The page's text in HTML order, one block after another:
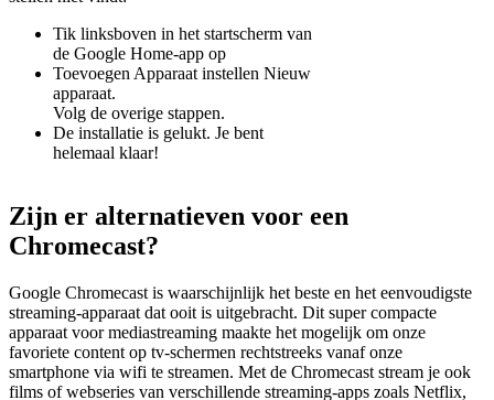
Tik linksboven in het startscherm van
de Google Home-app op
Toevoegen Apparaat instellen Nieuw
apparaat.
Volg de overige stappen.
De installatie is gelukt. Je bent
helemaal klaar!
Zijn er alternatieven voor een
Chromecast?
Google Chromecast is waarschijnlijk het beste en het eenvoudigste
streaming-apparaat dat ooit is uitgebracht. Dit super compacte
apparaat voor mediastreaming maakte het mogelijk om onze
favoriete content op tv-schermen rechtstreeks vanaf onze
smartphone via wifi te streamen. Met de Chromecast stream je ook
films of webseries van verschillende streaming-apps zoals Netflix,